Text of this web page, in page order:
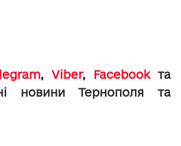
, Viber, Facebookта
новини Тернополя та